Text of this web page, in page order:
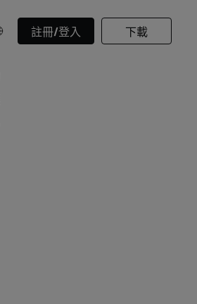
註冊/登入 下載